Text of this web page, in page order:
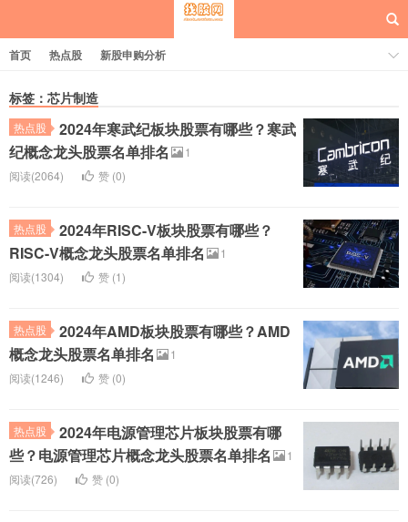
每日概念股
首页 热点股 新股申购分析
标签：芯片制造
热点股
2024年寒武纪板块股票有哪些？寒武
纪概念龙头股票名单排名
1
阅读(2064)
赞 (0)
热点股
2024年RISC-V板块股票有哪些？
RISC-V概念龙头股票名单排名
1
阅读(1304)
赞 (1)
热点股
2024年AMD板块股票有哪些？AMD
概念龙头股票名单排名
1
阅读(1246)
赞 (0)
热点股
2024年电源管理芯片板块股票有哪
些？电源管理芯片概念龙头股票名单排名
1
阅读(726)
赞 (0)